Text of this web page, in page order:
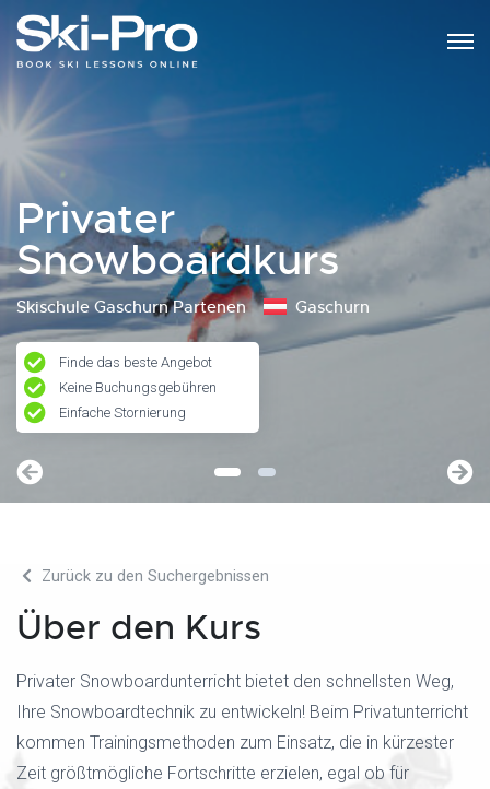
Privater
Snowboardkurs
Skischule Gaschurn Partenen Gaschurn
Finde das beste Angebot
Keine Buchungsgebühren
Einfache Stornierung
Zurück zu den Suchergebnissen
Über den Kurs
Privater Snowboardunterricht bietet den schnellsten Weg,
Ihre Snowboardtechnik zu entwickeln! Beim Privatunterricht
kommen Trainingsmethoden zum Einsatz, die in kürzester
Zeit größtmögliche Fortschritte erzielen, egal ob für